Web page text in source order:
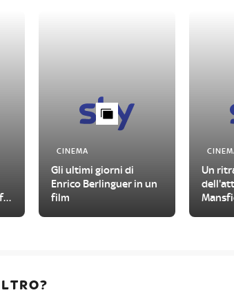
CINEMA
Gli ultimi giorni di
Enrico Berlinguer in un
film
Un